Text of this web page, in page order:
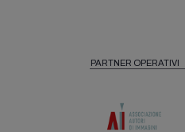
PARTNER OPERATIVI